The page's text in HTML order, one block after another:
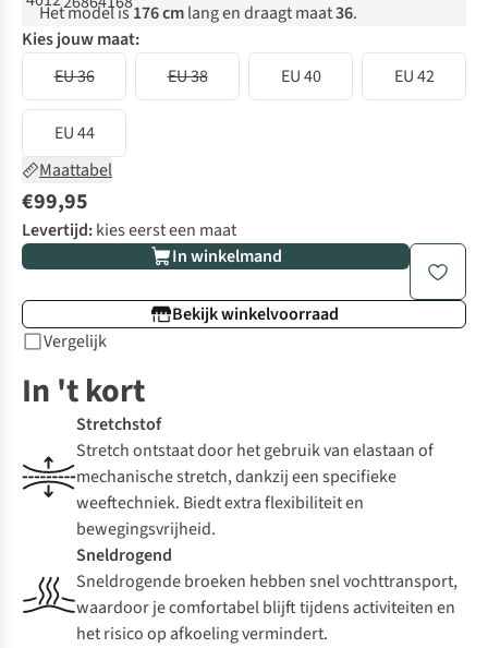
Het model is176 cmlang en draagt maat36.
Kies jouw maat:
EU 36
EU 38 EU 40 EU 42
EU 44
Maattabel
€99,95
Levertijd:kies eerst een maat
In winkelmand
Bekijk winkelvoorraad
Vergelijk
In 't kort
Stretchstof
Stretch ontstaat door het gebruik van elastaan of
mechanische stretch, dankzij een specifieke
weeftechniek. Biedt extra flexibiliteit en
bewegingsvrijheid.
Sneldrogend
Sneldrogende broeken hebben snel vochttransport,
waardoor je comfortabel blijft tijdens activiteiten en
het risico op afkoeling vermindert.